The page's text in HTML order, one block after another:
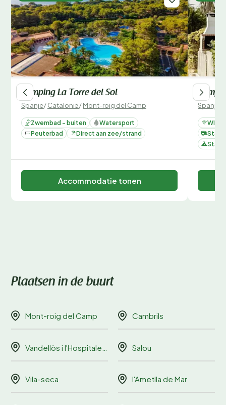
Camping La Torre del Sol
Spanje/Catalonië/Mont-roig del Camp
Zwembad - buiten
Watersport
Peuterbad
Direct aan zee/strand
Accommodatie tonen
Spanje
WIFI
Plaatsen in de buurt
Mont-roig del Camp Cambrils
Vandellòs i l'Hospitalet de l'Infant Salou
Vila-seca l'Ametlla de Mar